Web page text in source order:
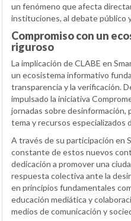
un fenómeno que afecta
instituciones, al debate público
Compromiso con un
riguroso
La implicación de CLABE en
un ecosistema informativo
transparencia y la verificación.
impulsado la iniciativa
jornadas sobre desinformación,
tema y recursos especializados
A través de su participación en
constante de estos nuevos
dedicación a promover una
respuesta colectiva ante la
en principios fundamentales
educación mediática y
medios de comunicación y